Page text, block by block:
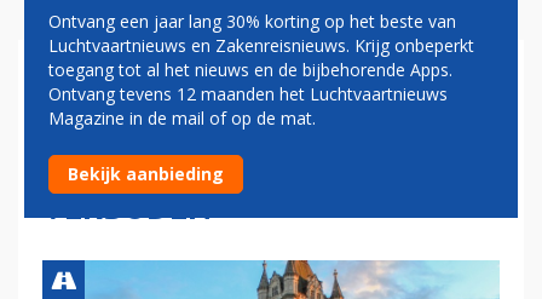
VLIEGVERKEER TUSSEN
NEDERLAND EN GROOT-
BRITTANNIË PER DIRECT
VERBODEN
Ontvang een jaar lang 30% korting op het beste van
Luchtvaartnieuws en Zakenreisnieuws. Krijg onbeperkt
toegang tot al het nieuws en de bijbehorende Apps.
Ontvang tevens 12 maanden het Luchtvaartnieuws
Magazine in de mail of op de mat.
Bekijk aanbieding